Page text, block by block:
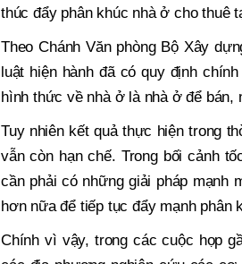
thúc đẩy phân khúc nhà ở cho thuê
Theo Chánh Văn phòng Bộ Xây
luật hiện hành đã có quy định
hình thức về nhà ở là nhà ở để bán,
Tuy nhiên kết quả thực hiện trong
vẫn còn hạn chế. Trong bối cảnh
cần phải có những giải pháp mạnh
hơn nữa để tiếp tục đẩy mạnh phân
Chính vì vậy, trong các cuộc họp